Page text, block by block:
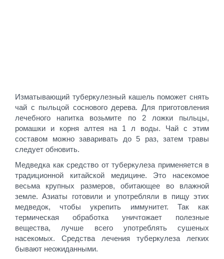
Изматывающий туберкулезный кашель поможет снять
чай с пыльцой соснового дерева. Для приготовления
лечебного напитка возьмите по 2 ложки пыльцы,
ромашки и корня алтея на 1 л воды. Чай с этим
составом можно заваривать до 5 раз, затем травы
следует обновить.
Медведка как средство от туберкулеза применяется в
традиционной китайской медицине. Это насекомое
весьма крупных размеров, обитающее во влажной
земле. Азиаты готовили и употребляли в пищу этих
медведок, чтобы укрепить иммунитет. Так как
термическая обработка уничтожает полезные
вещества, лучше всего употреблять сушеных
насекомых. Средства лечения туберкулеза легких
бывают неожиданными.